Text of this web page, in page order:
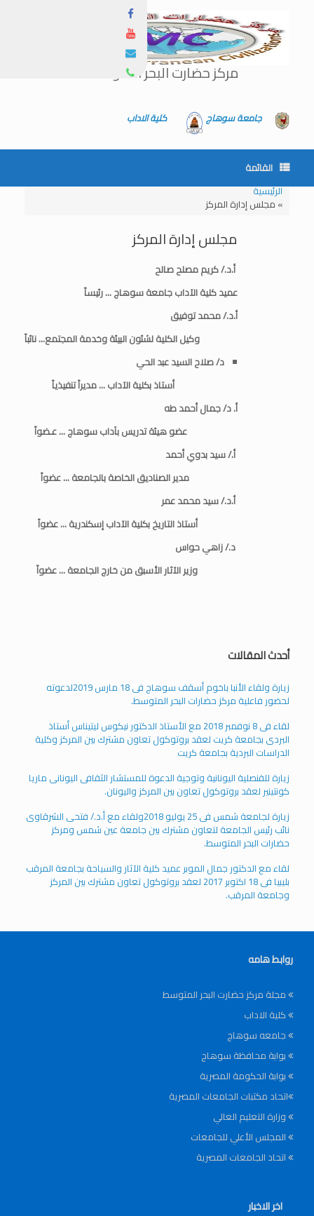
مركز حضارت البحر المتوسط
جامعة سوهاج كلية الاداب
القائمة
الرئيسية
» مجلس إدارة المركز
مجلس إدارة المركز
أ.د./ كريم مصلح صالح
عميد كلية الآداب جامعة سوهاج… رئيساً
أ.د./ محمد توفيق
وكيل الكلية لشئون البيئة وخدمة المجتمع… نائباً
د/ صلاح السيد عبد الحي
أستاذ بكلية الآداب … مديراً تنفيذياً
أ. د/ جمال أحمد طه
عضو هيئة تدريس بآداب سوهاج … عـضواً
أ./ سيد بدوي أحمد
مدير الصناديق الخاصة بالجامعة … عضواً
أ.د./ سيد محمد عمر
أستاذ التاريخ بكلية الآداب إسكندرية … عضواً
د./ زاهي حواس
وزير الآثار الأسبق من خارج الجامعة … عضواً
أحدث المقالات
زيارة ولقاء الأنبا باخوم أسقف سوهاج فى 18 مارس 2019لدعوته
لحضور فاعلية مركز حضارات البحر المتوسط.
لقاء فى 8 نوفمبر 2018 مع الأستاذ الدكتور نيكوس ليتيناس أستاذ
البردى بجامعة كريت لعقد بروتوكول تعاون مشترك بين المركز وكلية
الدراسات البردية بجامعة كريت
زيارة للقنصلية اليونانية وتوجية الدعوة للمستشار الثقافى اليونانى ماريا
كونتينير لعقد بروتوكول تعاون بين المركز واليونان.
زيارة لجامعة شمس فى 25 يوليو 2018ولقاء مع أ.د./ فتحى الشرقاوى
نائب رئيس الجامعة لتعاون مشترك بين جامعة عين شمس ومركز
حضارات البحر المتوسط.
لقاء مع الدكتور جمال الموبر عميد كلية الآثار والسياحة بجامعة المرقب
بليبيا فى 18 اكتوبر 2017 لعقد بروتوكول تعاون مشترك بين المركز
وجامعة المرقب.
روابط هامه
مجلة مركز حضارت البحر المتوسط
كلية الاداب
جامعه سوهاج
بوابة محافظة سوهاج
بوابة الحكومة المصرية
اتحاد مكتبات الجامعات المصرية
وزارة التعليم العالي
المجلس الأعلي للجامعات
اتحاد الجامعات المصرية
اخر الاخبار